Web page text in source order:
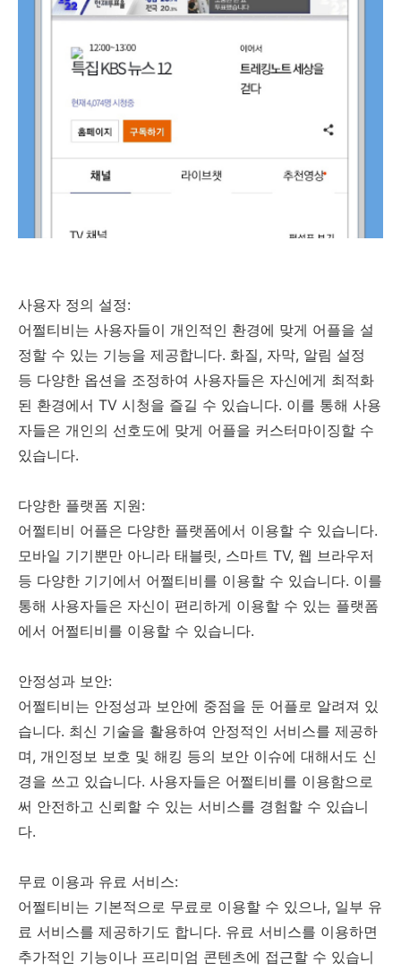
사용자 정의 설정:
어쩔티비는 사용자들이 개인적인 환경에 맞게 어플을 설
정할 수 있는 기능을 제공합니다. 화질, 자막, 알림 설정
등 다양한 옵션을 조정하여 사용자들은 자신에게 최적화
된 환경에서 TV 시청을 즐길 수 있습니다. 이를 통해 사용
자들은 개인의 선호도에 맞게 어플을 커스터마이징할 수
있습니다.
다양한 플랫폼 지원:
어쩔티비 어플은 다양한 플랫폼에서 이용할 수 있습니다.
모바일 기기뿐만 아니라 태블릿, 스마트 TV, 웹 브라우저
등 다양한 기기에서 어쩔티비를 이용할 수 있습니다. 이를
통해 사용자들은 자신이 편리하게 이용할 수 있는 플랫폼
에서 어쩔티비를 이용할 수 있습니다.
안정성과 보안:
어쩔티비는 안정성과 보안에 중점을 둔 어플로 알려져 있
습니다. 최신 기술을 활용하여 안정적인 서비스를 제공하
며, 개인정보 보호 및 해킹 등의 보안 이슈에 대해서도 신
경을 쓰고 있습니다. 사용자들은 어쩔티비를 이용함으로
써 안전하고 신뢰할 수 있는 서비스를 경험할 수 있습니
다.
무료 이용과 유료 서비스:
어쩔티비는 기본적으로 무료로 이용할 수 있으나, 일부 유
료 서비스를 제공하기도 합니다. 유료 서비스를 이용하면
추가적인 기능이나 프리미엄 콘텐츠에 접근할 수 있습니